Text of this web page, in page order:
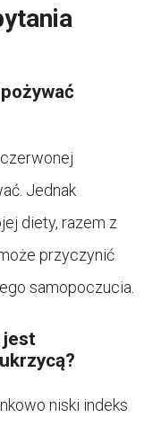
Jednak
diety, razem z
przyczynić
samopoczucia.
jest
niski indeks